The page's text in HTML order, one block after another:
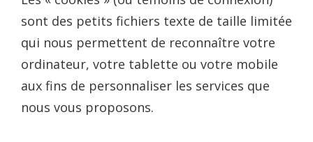
sont des petits fichiers texte de taille limitée
qui nous permettent de reconnaître votre
ordinateur, votre tablette ou votre mobile
aux fins de personnaliser les services que
nous vous proposons.